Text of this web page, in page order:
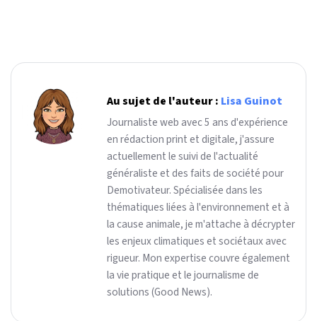
Au sujet de l'auteur : Lisa Guinot
Journaliste web avec 5 ans d'expérience
en rédaction print et digitale, j'assure
actuellement le suivi de l'actualité
généraliste et des faits de société pour
Demotivateur. Spécialisée dans les
thématiques liées à l'environnement et à
la cause animale, je m'attache à décrypter
les enjeux climatiques et sociétaux avec
rigueur. Mon expertise couvre également
la vie pratique et le journalisme de
solutions (Good News).